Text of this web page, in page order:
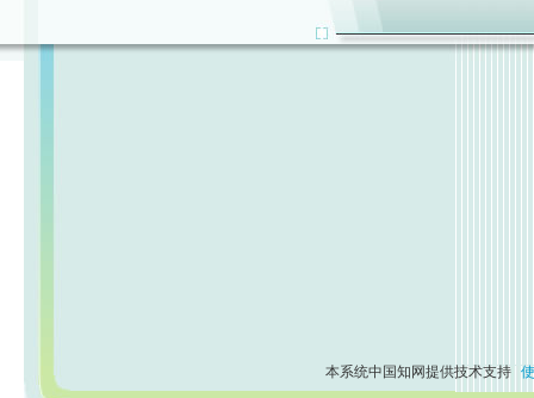
本系统中国知网提供技术支持